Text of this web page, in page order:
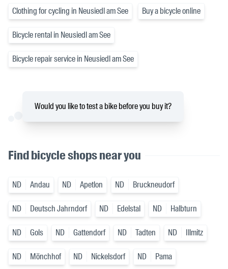
Clothing for cycling in Neusiedl am See Buy a bicycle online
Bicycle rental in Neusiedl am See
Bicycle repair service in Neusiedl am See
Would you like to test a bike before you buy it?
Find bicycle shops near you
ND Andau ND Apetlon ND Bruckneudorf
ND Deutsch Jahrndorf ND Edelstal ND Halbturn
ND Gols ND Gattendorf ND Tadten ND Illmitz
ND Mönchhof ND Nickelsdorf ND Pama